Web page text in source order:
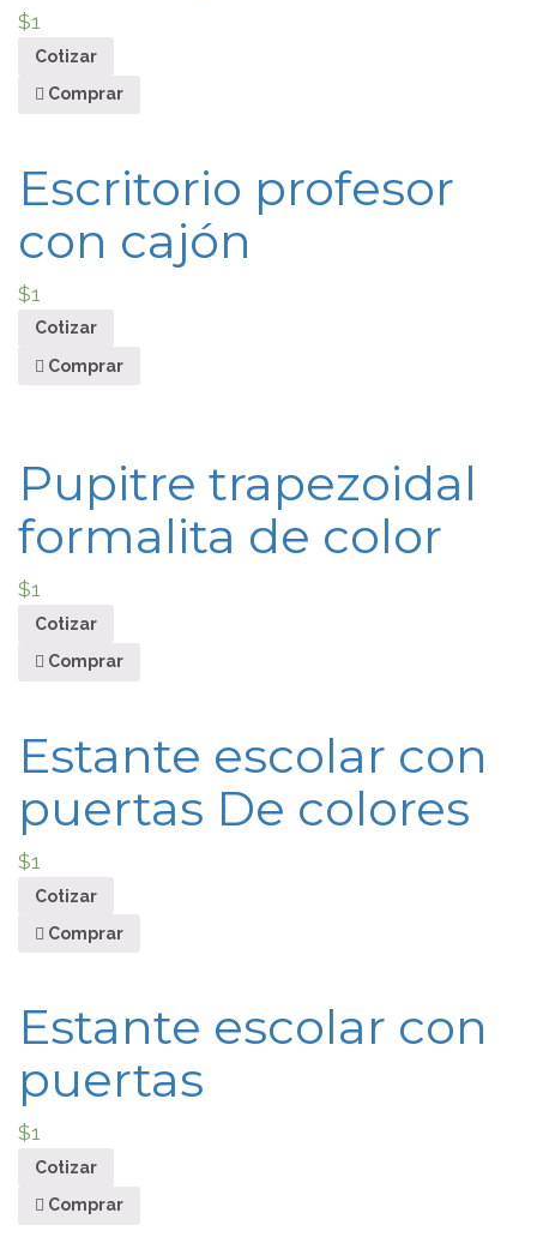
$1
Cotizar
Comprar
Escritorio profesor
con cajón
$1
Cotizar
Comprar
Pupitre trapezoidal
formalita de color
$1
Cotizar
Comprar
Estante escolar con
puertas De colores
$1
Cotizar
Comprar
Estante escolar con
puertas
$1
Cotizar
Comprar